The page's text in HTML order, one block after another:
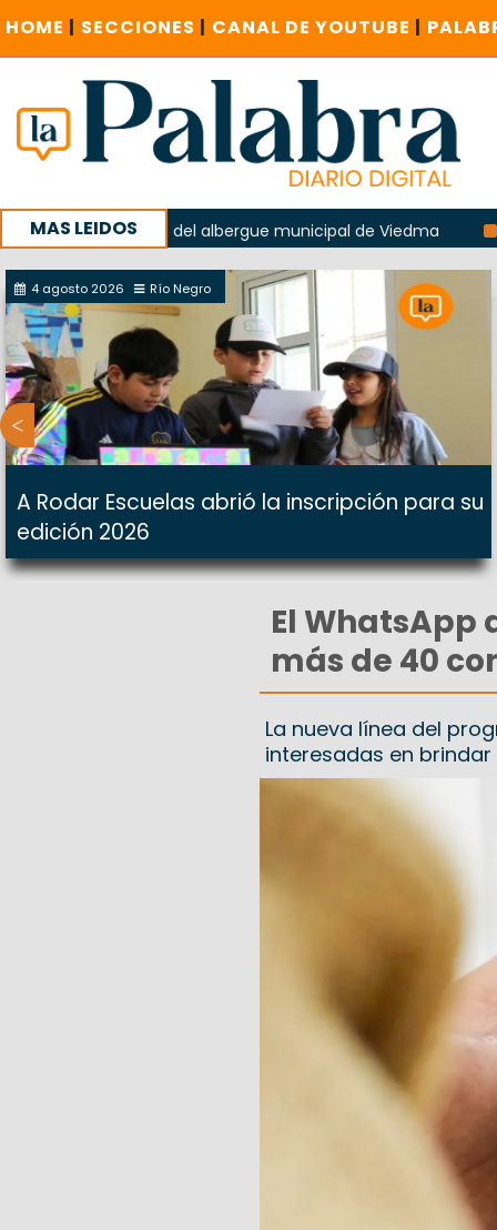
HOME | SECCIONES | CANAL DE YOUTUBE |
MAS LEIDOSdel albergue municipal de Viedma La
con un encuentro provincial en Roca
4 agosto 2026 Río Negro
A Rodar Escuelas abrió la inscripción para su
edición 2026
El WhatsApp
más de 40
La nueva línea del
interesadas en